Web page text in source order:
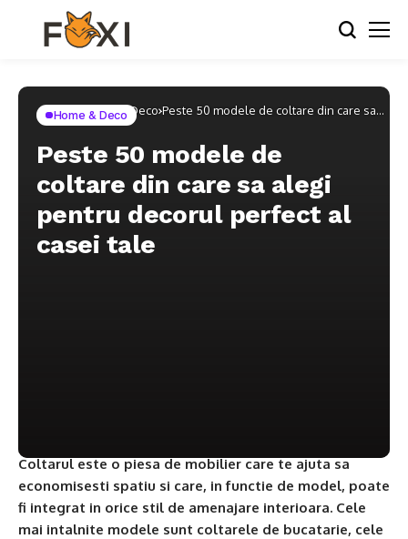
Home Home & Deco Peste 50 modele de coltare din care sa
Home & Deco
Peste 50 modele de
coltare din care sa alegi
pentru decorul perfect al
casei tale
Coltarul este o piesa de mobilier care te ajuta sa
economisesti spatiu si care, in functie de model, poate
fi integrat in orice stil de amenajare interioara. Cele
mai intalnite modele sunt coltarele de bucatarie, cele